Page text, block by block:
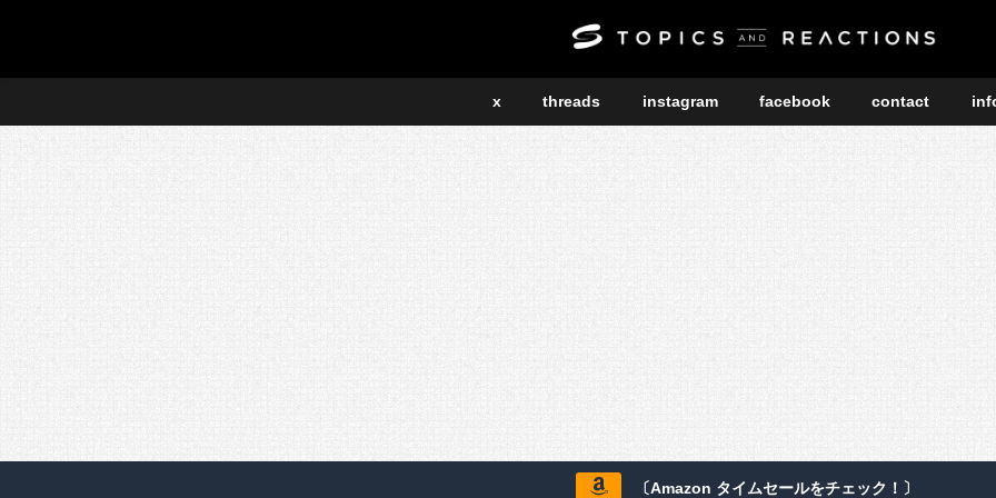
x threads instagram facebook contact
〔Amazon タイムセールをチェック！〕